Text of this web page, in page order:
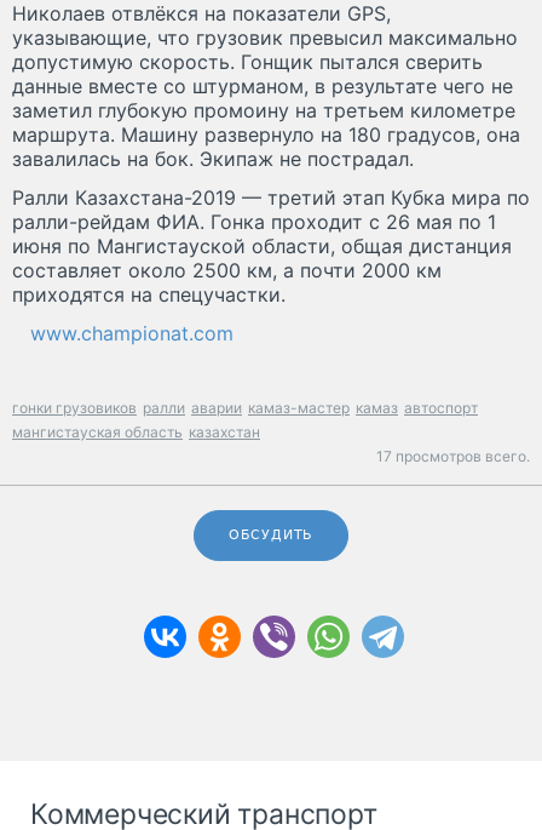
Николаев отвлёкся на показатели GPS,
указывающие, что грузовик превысил максимально
допустимую скорость. Гонщик пытался сверить
данные вместе со штурманом, в результате чего не
заметил глубокую промоину на третьем километре
маршрута. Машину развернуло на 180 градусов, она
завалилась на бок. Экипаж не пострадал.
Ралли Казахстана-2019 — третий этап Кубка мира по
ралли-рейдам ФИА. Гонка проходит с 26 мая по 1
июня по Мангистауской области, общая дистанция
составляет около 2500 км, а почти 2000 км
приходятся на спецучастки.
www.championat.com
гонки грузовиков ралли аварии камаз-мастер камаз автоспорт
мангистауская область казахстан
17 просмотров всего.
ОБСУДИТЬ
Коммерческий транспорт